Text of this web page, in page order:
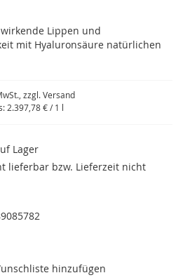
Lippen und
mit Hyaluronsäure natürlichen
zzgl.Versand
2.397,78 €/ 1 l
Lager
lieferbar bzw. Lieferzeit nicht
hinzufügen